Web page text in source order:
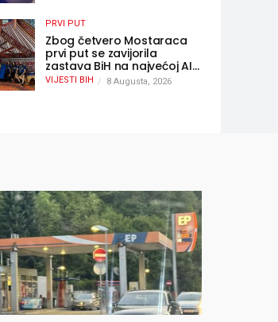
PRVI PUT
Zbog četvero Mostaraca
prvi put se zavijorila
zastava BiH na najvećoj AI
olimpijadi, a sada je njihov
mentor postao član
VIJESTI BIH 8 Augusta, 2026